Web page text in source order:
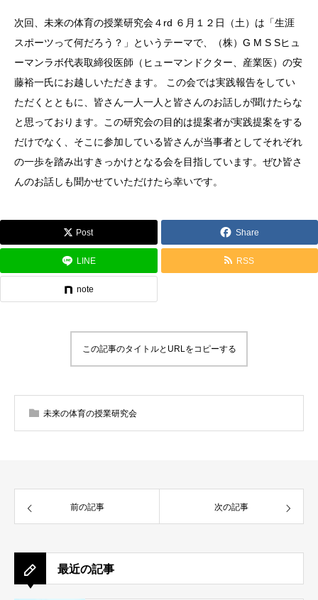
次回、未来の体育の授業研究会４rd ６月１２日（土）は「生涯
スポーツって何だろう？」というテーマで、（株）G M S Sヒュ
ーマンラボ代表取締役医師（ヒューマンドクター、産業医）の安
藤裕一氏にお越しいただきます。 この会では実践報告をしてい
ただくとともに、皆さん一人一人と皆さんのお話しが聞けたらな
と思っております。この研究会の目的は提案者が実践提案をする
だけでなく、そこに参加している皆さんが当事者としてそれぞれ
の一歩を踏み出すきっかけとなる会を目指しています。ぜひ皆さ
んのお話しも聞かせていただけたら幸いです。
Post Share
LINE RSS
note
この記事のタイトルとURLをコピーする
未来の体育の授業研究会
前の記事 次の記事
最近の記事